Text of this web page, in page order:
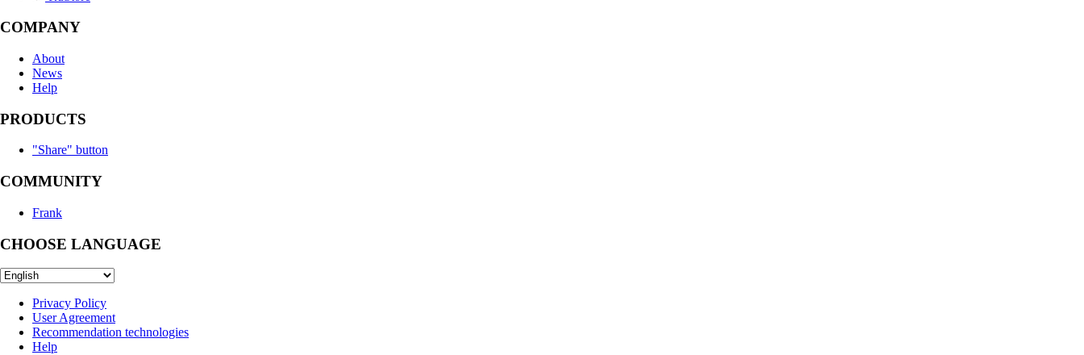
COMPANY
About
News
Help
PRODUCTS
"Share" button
COMMUNITY
Frank
CHOOSE LANGUAGE
Privacy Policy
User Agreement
Recommendation technologies
Help